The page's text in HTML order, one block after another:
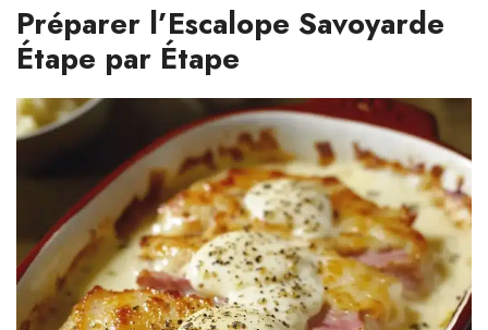
Préparer l’Escalope Savoyarde
Étape par Étape